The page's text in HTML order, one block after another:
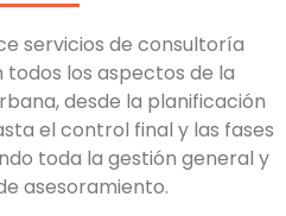
servicios de consultoría
los aspectos de la
desde la planificación
el control final y las fases
toda la gestión general y
asesoramiento.